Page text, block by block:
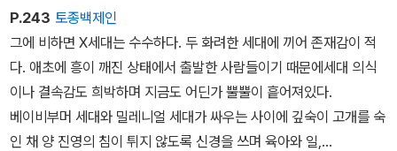
이 널리 지지를 받지는 못했을 것이다.
보수당은 EU 탈퇴는 중상류 계급과 노동 계급의 문화 투쟁이라고 이
해하고 있다. 보수 성향 연구소인 온워드에서는 ˝유권자들은 자주, 자
립이나 선택 가능성 혹은 계급 간 이동성을 추구하지 않는다. 그들
은 자신과 가족, 친지, 영국의 기업을 근대적인 세상으로부터 지키
고 싶어 한다˝라고 보수당에 조언한 적이 있다.
밑의 생활이 문제다.
그렇기 때문에 백인 노동자와 이민 노동자가 연대하는 것은 불가능
한 이야기가 아니다. 어떤 인종, 문화, 종교, 젠더든 같은 지역에서 같
은 수입으로 일하는 한 경제적인 문제는 공통의 경험이기 때문이다.
노동 계급에 ‘백인‘을 붙이거나 그것을 문화적 계층이라고 선전하
는 것은 가난한 계급의 분열을 조장해 서로 싸움을 붙여두면, 정권
P.243 토종백제인
그에 비하면 X세대는 수수하다. 두 화려한 세대에 끼어 존재감이 적
다. 애초에 흥이 깨진 상태에서 출발한 사람들이기 때문에세대 의식
이나 결속감도 희박하며 지금도 어딘가 뿔뿔이 흩어져있다.
베이비부머 세대와 밀레니얼 세대가 싸우는 사이에 깊숙이 고개를 숙
인 채 양 진영의 침이 튀지 않도록 신경을 쓰며 육아와 일,